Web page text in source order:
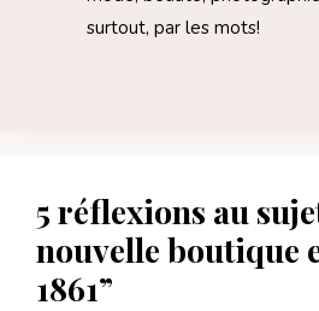
surtout, par les mots!
5 réflexions au
nouvelle boutique
1861”